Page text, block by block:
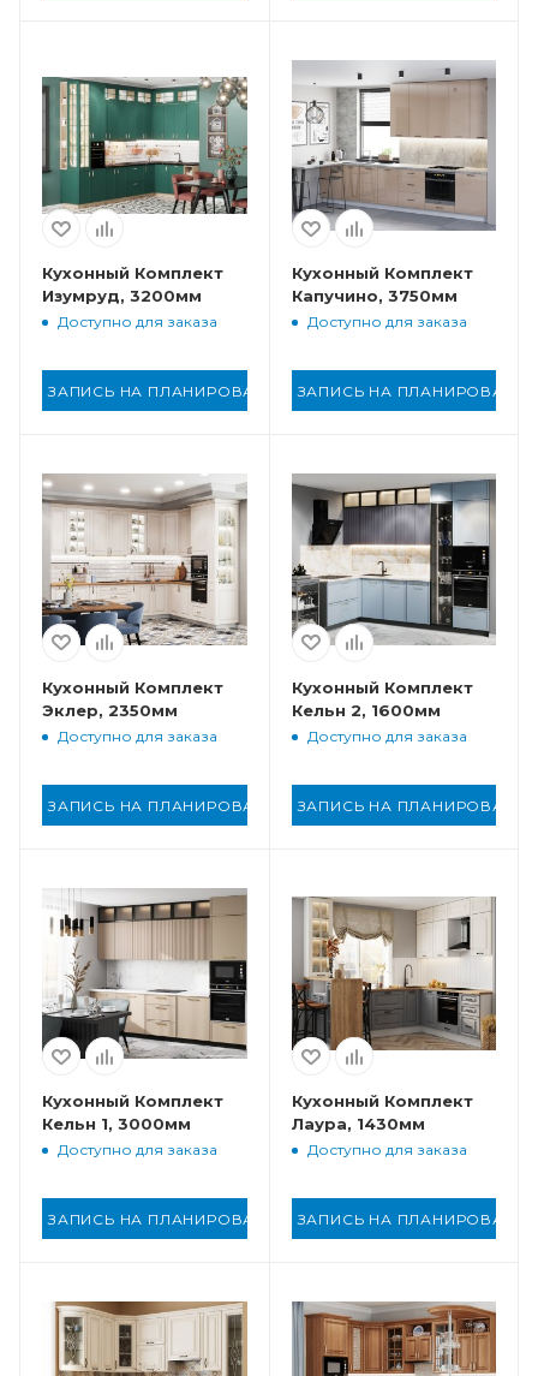
Кухонный Комплект
Изумруд, 3200мм
Доступно для заказа
ЗАПИСЬ НА ПЛАНИРОВАНИЕ
Кухонный Комплект
Капучино, 3750мм
Доступно для заказа
ЗАПИСЬ НА ПЛАНИРОВАНИЕ
Кухонный Комплект
Эклер, 2350мм
Доступно для заказа
ЗАПИСЬ НА ПЛАНИРОВАНИЕ
Кухонный Комплект
Кельн 2, 1600мм
Доступно для заказа
ЗАПИСЬ НА ПЛАНИРОВАНИЕ
Кухонный Комплект
Кельн 1, 3000мм
Доступно для заказа
ЗАПИСЬ НА ПЛАНИРОВАНИЕ
Кухонный Комплект
Лаура, 1430мм
Доступно для заказа
ЗАПИСЬ НА ПЛАНИРОВАНИЕ